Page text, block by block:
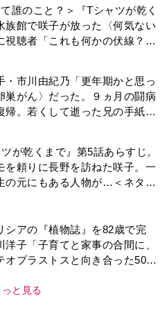
誰のこと？＞『Tシャツが乾く
族館で咲子が放った〈何気ない
視聴者「これも何かの伏線？」
・市川由紀乃「更年期かと思っ
巣がん〉だった。９ヵ月の闘病
帰。若くして逝った兄の手紙を
ツが乾くまで』第5話あらすじ。
を頼りに長野を訪ねた咲子。一
の元にもある人物が…＜ネタバ
シアの『植物誌』を82歳で完
洋子「子育てと家事の合間に、
オプラストスと向き合った50
っと見る